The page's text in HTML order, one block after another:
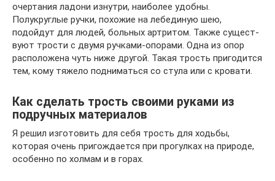
очертания ладони изнутри, наиболее удобны.
Полукруглые ручки, похожие на лебединую шею,
подойдут для людей, больных артритом. Также сущест­
вуют трости с двумя ручками-опорами. Одна из опор
расположена чуть ниже другой. Такая трость пригодится
тем, кому тяжело подниматься со стула или с кровати.
Как сделать трость своими руками из
подручных материалов
Я решил изготовить для себя трость для ходьбы,
которая очень пригождается при прогулках на природе,
особенно по холмам и в горах.